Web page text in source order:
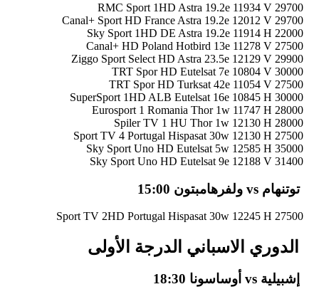
RMC Sport 1HD Astra 19.2e 11934 V 29700
Canal+ Sport HD France Astra 19.2e 12012 V 29700
Sky Sport 1HD DE Astra 19.2e 11914 H 22000
Canal+ HD Poland Hotbird 13e 11278 V 27500
Ziggo Sport Select HD Astra 23.5e 12129 V 29900
TRT Spor HD Eutelsat 7e 10804 V 30000
TRT Spor HD Turksat 42e 11054 V 27500
SuperSport 1HD ALB Eutelsat 16e 10845 H 30000
Eurosport 1 Romania Thor 1w 11747 H 28000
Spiler TV 1 HU Thor 1w 12130 H 28000
Sport TV 4 Portugal Hispasat 30w 12130 H 27500
Sky Sport Uno HD Eutelsat 5w 12585 H 35000
Sky Sport Uno HD Eutelsat 9e 12188 V 31400
توتنهام vs ولفرهامبتون 15:00
Sport TV 2HD Portugal Hispasat 30w 12245 H 27500
الدوري الاسباني الدرجة الأولى
إشبيلية vs أوساسونا 18:30